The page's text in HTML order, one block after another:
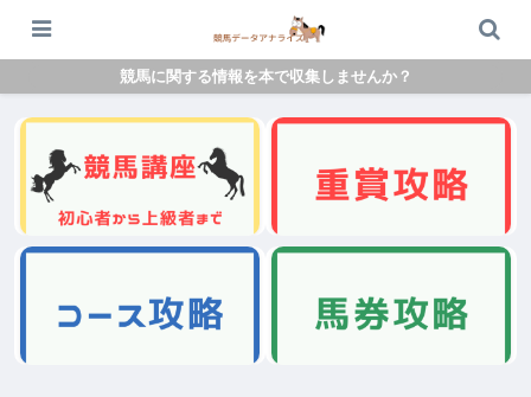
競馬に関する情報を本で収集しませんか？